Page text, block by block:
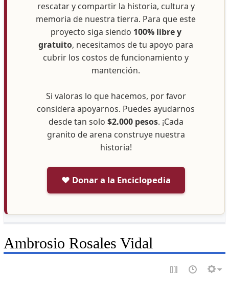
rescatar y compartir la historia, cultura y
memoria de nuestra tierra. Para que este
proyecto siga siendo 100% libre y
gratuito, necesitamos de tu apoyo para
cubrir los costos de funcionamiento y
mantención.
Si valoras lo que hacemos, por favor
considera apoyarnos. Puedes ayudarnos
desde tan solo $2.000 pesos. ¡Cada
granito de arena construye nuestra
historia!
❤️ Donar a la Enciclopedia
Ambrosio Rosales Vidal